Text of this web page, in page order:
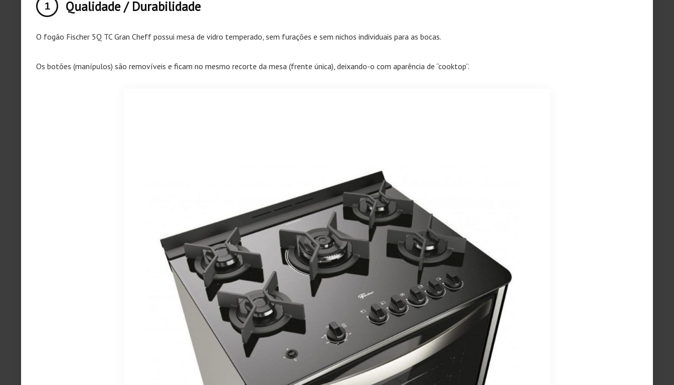
Qualidade / Durabilidade
O fogão Fischer 5Q TC Gran Cheff possui mesa de vidro temperado, sem furações e sem nichos individuais para as bocas.
Os botões (manípulos) são removíveis e ficam no mesmo recorte da mesa (frente única), deixando-o com aparência de “cooktop”.